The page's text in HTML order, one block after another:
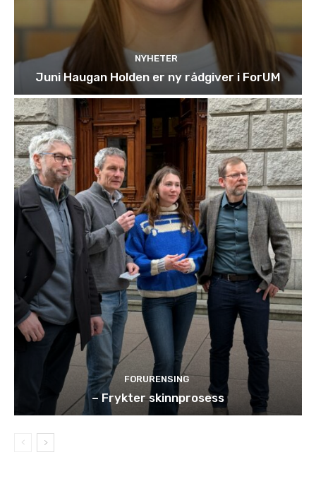
NYHETER
Juni Haugan Holden er ny rådgiver i ForUM
FORURENSING
– Frykter skinnprosess